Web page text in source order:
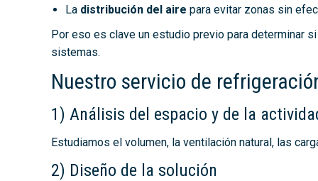
La distribución del aire para evitar zonas sin
Por eso es clave un estudio previo para determinar
sistemas.
Nuestro servicio de
1) Análisis del espacio y de la
Estudiamos el volumen, la ventilación natural, las
2) Diseño de la solución